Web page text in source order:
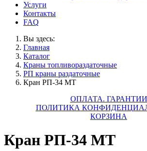
Услуги
Контакты
FAQ
Вы здесь:
Главная
Каталог
Краны топливораздаточные
РП краны раздаточные
Кран РП-34 МТ
ОПЛАТА. ГАРАНТИИ
ПОЛИТИКА
КОРЗИНА
Кран РП-34 МТ